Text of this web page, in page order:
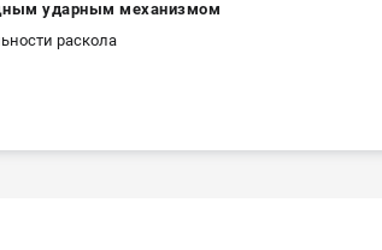
ударным механизмом
раскола